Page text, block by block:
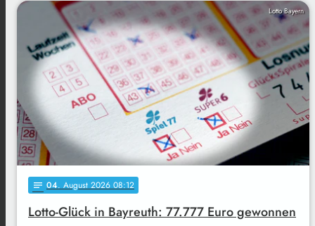
Lotto Bayern
notes 04. August 2026 08:12
Lotto-Glück in Bayreuth: 77.777 Euro gewonnen